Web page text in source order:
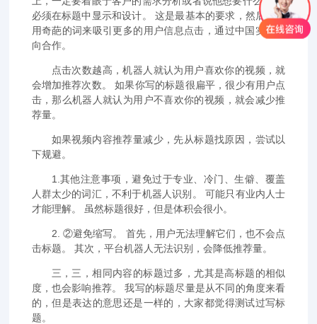
必须在标题中显示和设计。 这是最基本的要求，然后企业
用奇葩的词来吸引更多的用户信息点击，通过中国实现双
向合作。
点击次数越高，机器人就认为用户喜欢你的视频，就
会增加推荐次数。 如果你写的标题很扁平，很少有用户点
击，那么机器人就认为用户不喜欢你的视频，就会减少推
荐量。
如果视频内容推荐量减少，先从标题找原因，尝试以
下规避。
1.其他注意事项，避免过于专业、冷门、生僻、覆盖
人群太少的词汇，不利于机器人识别。 可能只有业内人士
才能理解。 虽然标题很好，但是体积会很小。
2. ②避免缩写。 首先，用户无法理解它们，也不会点
击标题。 其次，平台机器人无法识别，会降低推荐量。
三，三，相同内容的标题过多，尤其是高标题的相似
度，也会影响推荐。 我写的标题尽量是从不同的角度来看
的，但是表达的意思还是一样的，大家都觉得测试过写标
题。